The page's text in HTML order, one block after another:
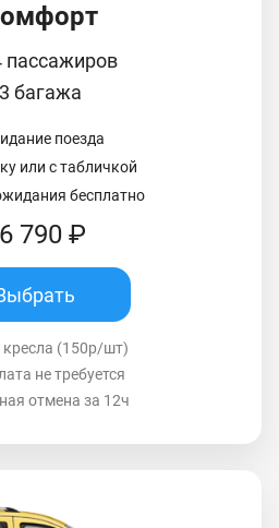
пассажиров
3 багажа
поезда
или с табличкой
бесплатно
790 ₽
кресла (150р/шт)
не требуется
отмена за 12ч